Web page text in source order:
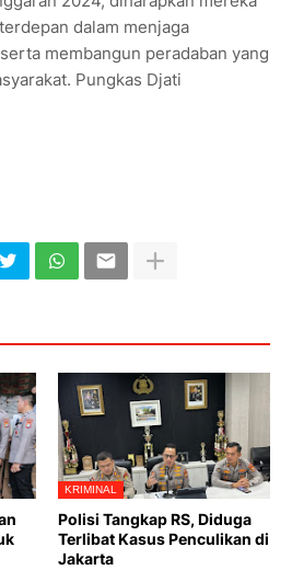
dalam menjaga
membangun peradaban yang
Pungkas Djati
KRIMINAL
Polisi Tangkap RS, Diduga
Terlibat Kasus Penculikan di
Jakarta